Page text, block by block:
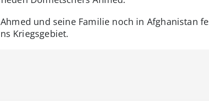
und seine Familie noch in Afghanistan
Kriegsgebiet.